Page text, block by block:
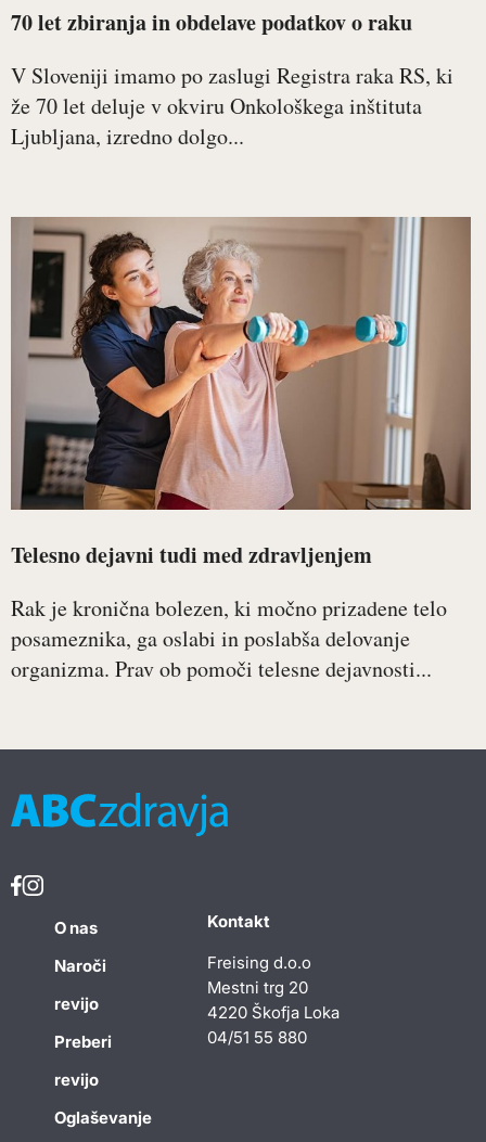
70 let zbiranja in obdelave podatkov o raku
V Sloveniji imamo po zaslugi Registra raka RS, ki
že 70 let deluje v okviru Onkološkega inštituta
Ljubljana, izredno dolgo...
Telesno dejavni tudi med zdravljenjem
Rak je kronična bolezen, ki močno prizadene telo
posameznika, ga oslabi in poslabša delovanje
organizma. Prav ob pomoči telesne dejavnosti...
O nas
Naroči
revijo
Preberi
revijo
Oglaševanje
Kontakt
Freising d.o.o
Mestni trg 20
4220 Škofja Loka
04/51 55 880